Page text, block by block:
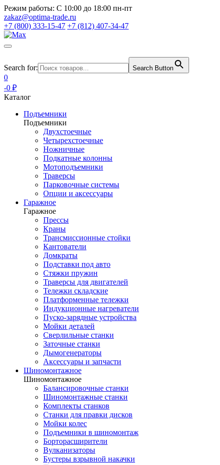
Режим работы: С 10:00 до 18:00 пн-пт
zakaz@optima-trade.ru
+7 (800) 333-15-47 +7 (812) 407-34-47
Search for: Search Button
0
-0 ₽
Каталог
Подъемники
Подъемники
Двухстоечные
Четырехстоечные
Ножничные
Подкатные колонны
Мотоподъемники
Траверсы
Парковочные системы
Опции и аксессуары
Гаражное
Гаражное
Прессы
Краны
Трансмиссионные стойки
Кантователи
Домкраты
Подставки под авто
Стяжки пружин
Траверсы для двигателей
Тележки складские
Платформенные тележки
Индукционные нагреватели
Пуско-зарядные устройства
Мойки деталей
Сверлильные станки
Заточные станки
Дымогенераторы
Аксессуары и запчасти
Шиномонтажное
Шиномонтажное
Балансировочные станки
Шиномонтажные станки
Комплекты станков
Станки для правки дисков
Мойки колес
Подъемники в шиномонтаж
Борторасширители
Вулканизаторы
Бустеры взрывной накачки